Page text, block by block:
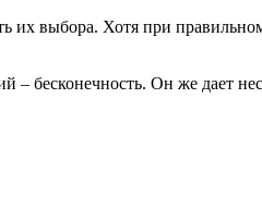
их выбора. Хотя при
– бесконечность. Он же дает